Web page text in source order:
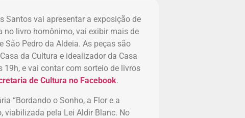
Santos vai apresentar a exposição de
no livro homônimo, vai exibir mais de
Pedro da Aldeia. As peças são
da Cultura e idealizador da Casa
19h, e vai contar com sorteio de livros
de Cultura no Facebook.
“Bordando o Sonho, a Flor e a
viabilizada pela Lei Aldir Blanc. No